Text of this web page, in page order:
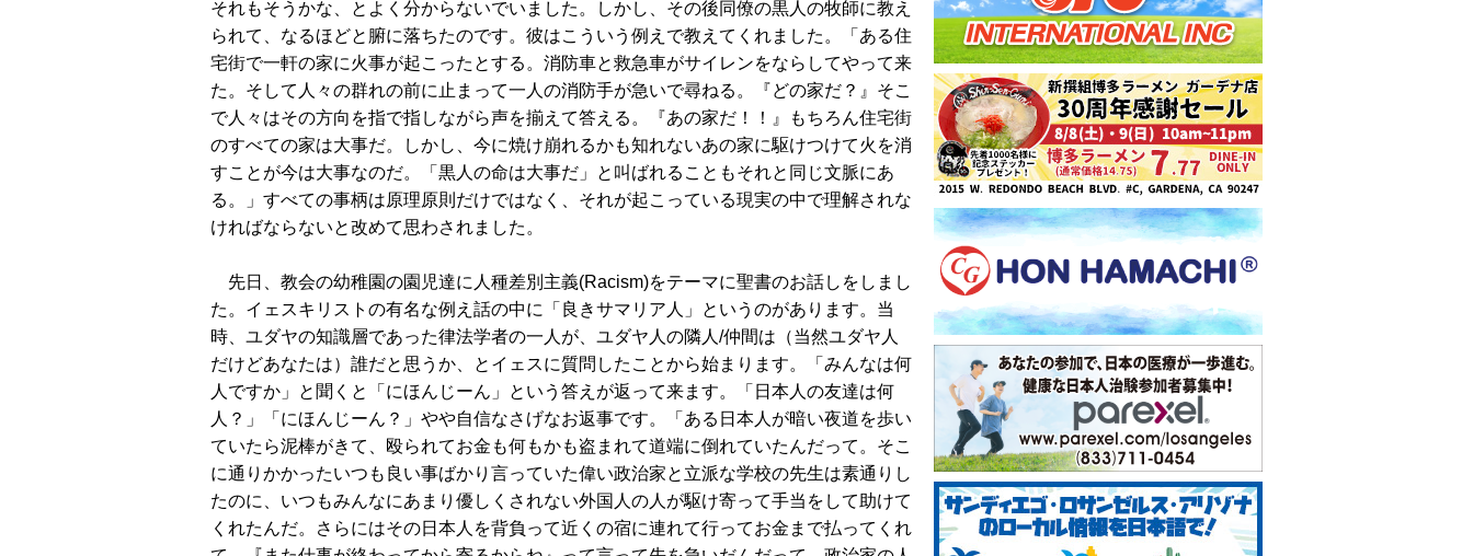
それもそうかな、とよく分からないでいました。しかし、その後同僚の黒人の牧師に教え
られて、なるほどと腑に落ちたのです。彼はこういう例えで教えてくれました。「ある住
宅街で一軒の家に火事が起こったとする。消防車と救急車がサイレンをならしてやって来
た。そして人々の群れの前に止まって一人の消防手が急いで尋ねる。『どの家だ？』そこ
で人々はその方向を指で指しながら声を揃えて答える。『あの家だ！！』もちろん住宅街
のすべての家は大事だ。しかし、今に焼け崩れるかも知れないあの家に駆けつけて火を消
すことが今は大事なのだ。「黒人の命は大事だ」と叫ばれることもそれと同じ文脈にあ
る。」すべての事柄は原理原則だけではなく、それが起こっている現実の中で理解されな
ければならないと改めて思わされました。
先日、教会の幼稚園の園児達に人種差別主義(Racism)をテーマに聖書のお話しをしまし
た。イェスキリストの有名な例え話の中に「良きサマリア人」というのがあります。当
時、ユダヤの知識層であった律法学者の一人が、ユダヤ人の隣人/仲間は（当然ユダヤ人
だけどあなたは）誰だと思うか、とイェスに質問したことから始まります。「みんなは何
人ですか」と聞くと「にほんじーん」という答えが返って来ます。「日本人の友達は何
人？」「にほんじーん？」やや自信なさげなお返事です。「ある日本人が暗い夜道を歩い
ていたら泥棒がきて、殴られてお金も何もかも盗まれて道端に倒れていたんだって。そこ
に通りかかったいつも良い事ばかり言っていた偉い政治家と立派な学校の先生は素通りし
たのに、いつもみんなにあまり優しくされない外国人の人が駆け寄って手当をして助けて
くれたんだ。さらにはその日本人を背負って近くの宿に連れて行ってお金まで払ってくれ